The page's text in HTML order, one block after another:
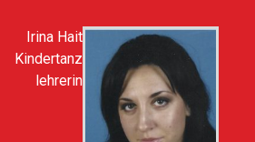
Irina Hait
Kindertanz
lehrerin